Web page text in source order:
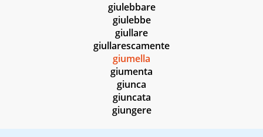
giulebbare
giulebbe
giullare
giullarescamente
giumella
giumenta
giunca
giuncata
giungere